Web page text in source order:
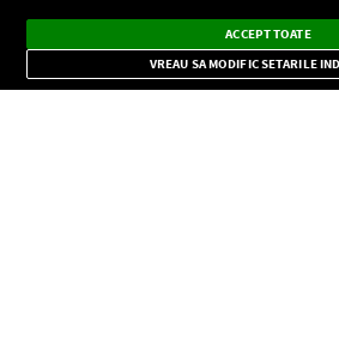
Dark
Mode
Radio live, podcasturi, știri și alerte
importante.
ACCEPT TOATE
VREAU SA MODIFIC SETARILE